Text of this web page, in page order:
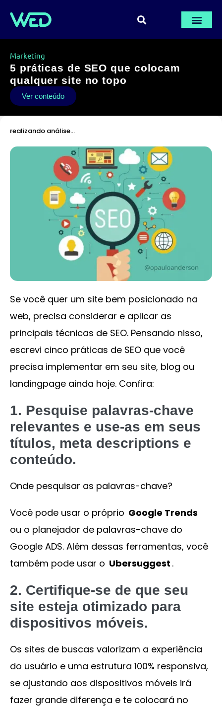
Marketing
5 práticas de SEO que colocam
qualquer site no topo
Ver conteúdo
realizando análise…
Se você quer um site bem posicionado na
web, precisa considerar e aplicar as
principais técnicas de SEO. Pensando nisso,
escrevi cinco práticas de SEO que você
precisa implementar em seu site, blog ou
landingpage ainda hoje. Confira:
1. Pesquise palavras-chave
relevantes e use-as em seus
títulos, meta descriptions e
conteúdo.
Onde pesquisar as palavras-chave?
Você pode usar o próprio Google Trends
ou o planejador de palavras-chave do
Google ADS. Além dessas ferramentas, você
também pode usar o Ubersuggest .
2. Certifique-se de que seu
site esteja otimizado para
dispositivos móveis.
Os sites de buscas valorizam a experiência
do usuário e uma estrutura 100% responsiva,
se ajustando aos dispositivos móveis irá
fazer grande diferença e te colocará no